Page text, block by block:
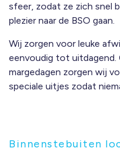
sfeer, zodat ze zich snel
plezier naar de BSO gaan.
Wij zorgen voor leuke
eenvoudig tot uitdagend.
margedagen zorgen wij
speciale uitjes zodat
Binnenstebuiten